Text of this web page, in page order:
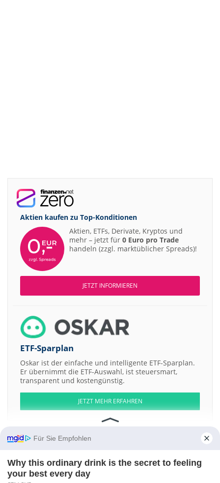
Aktien kaufen zu Top-Konditionen
Aktien, ETFs, Derivate, Kryptos und
mehr – jetzt für 0 Euro pro Trade
handeln (zzgl. marktüblicher Spreads)!
JETZT INFORMIEREN
ETF-Sparplan
Oskar ist der einfache und intelligente ETF-Sparplan.
Er übernimmt die ETF-Auswahl, ist steuersmart,
transparent und kostengünstig.
JETZT MEHR ERFAHREN
Aktien ATX DAX EuroStoxx 50 Dow Jones NASDAQ 100 Nikkei 225
S&P 500
Für Sie Empfohlen
Why this ordinary drink is the secret to feeling
your best every day